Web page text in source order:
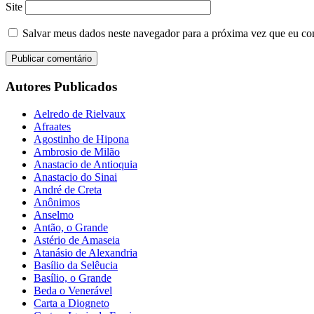
Site
Salvar meus dados neste navegador para a próxima vez que eu
Autores Publicados
Aelredo de Rielvaux
Afraates
Agostinho de Hipona
Ambrosio de Milão
Anastacio de Antioquia
Anastacio do Sinai
André de Creta
Anônimos
Anselmo
Antão, o Grande
Astério de Amaseia
Atanásio de Alexandria
Basílio da Selêucia
Basílio, o Grande
Beda o Venerável
Carta a Diogneto